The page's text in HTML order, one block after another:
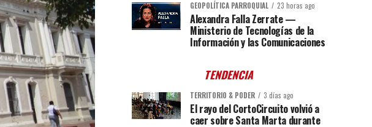
GEOPOLÍTICA PARROQUIAL 23 horas ago
Alexandra Falla Zerrate —
Ministerio de Tecnologías de la
Información y las Comunicaciones
TENDENCIA
TERRITORIO & PODER 3 días ago
El rayo del CortoCircuito volvió a
caer sobre Santa Marta durante